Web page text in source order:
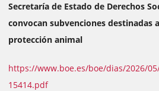
Secretaría de Estado de Derechos
convocan subvenciones destinadas
protección animal
https://www.boe.es/boe/dias/2026/
15414.pdf